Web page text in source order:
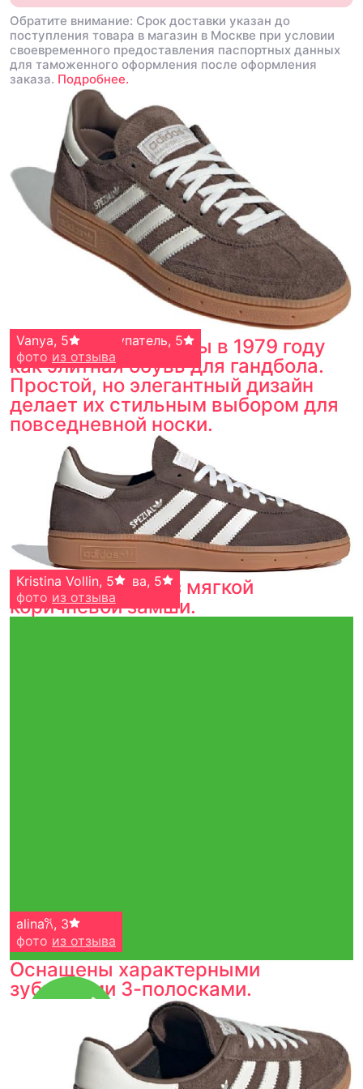
Обратите внимание: Срок доставки указан до
поступления товара в магазин в Москве при условии
своевременного предоставления паспортных данных
для таможенного оформления после оформления
заказа. Подробнее.
Изначально созданы в 1979 году
как элитная обувь для гандбола.
Анонимный покупатель, 5
фото из отзыва
Vanya, 5
фото из отзыва
Простой, но элегантный дизайн
делает их стильным выбором для
повседневной носки.
Верх выполнен из мягкой
коричневой замши.
Людмила Кузнецова, 5
фото из отзыва
Kristina Vollin, 5
фото из отзыва
Тройная гарантия
alina𐙚, 3
фото из отзыва
Оснащены характерными
зубчатыми 3-полосками.